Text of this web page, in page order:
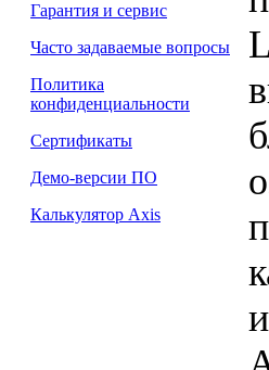
Гарантия и сервис
Часто задаваемые вопросы
Политика
конфиденциальности
Сертификаты
Демо-версии ПО
Калькулятор Axis